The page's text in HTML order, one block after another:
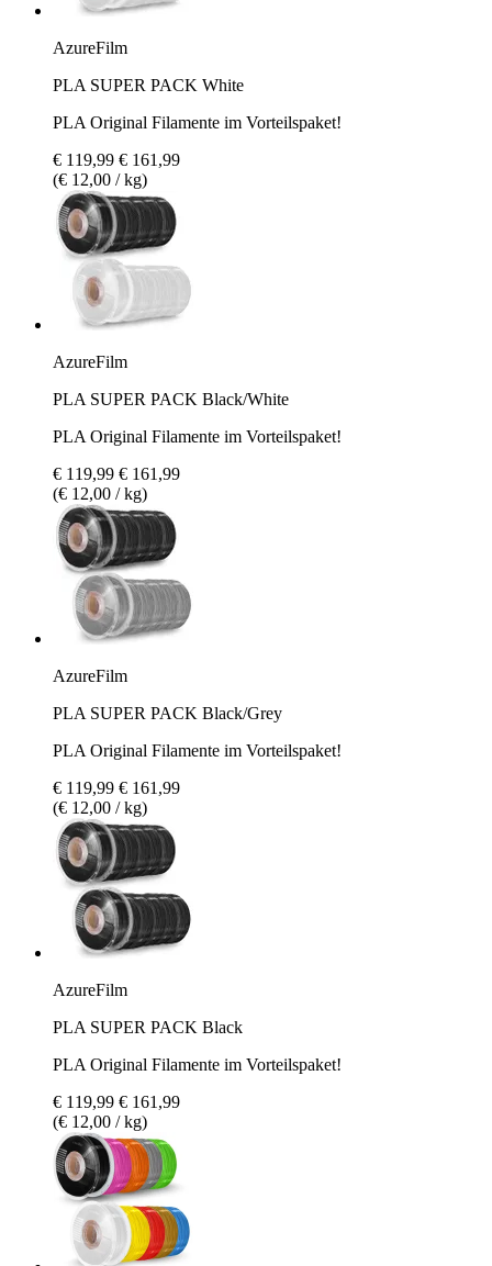
AzureFilm
PLA SUPER PACK White
PLA Original Filamente im Vorteilspaket!
€ 119,99 € 161,99
(€ 12,00 / kg)
AzureFilm
PLA SUPER PACK Black/White
PLA Original Filamente im Vorteilspaket!
€ 119,99 € 161,99
(€ 12,00 / kg)
AzureFilm
PLA SUPER PACK Black/Grey
PLA Original Filamente im Vorteilspaket!
€ 119,99 € 161,99
(€ 12,00 / kg)
AzureFilm
PLA SUPER PACK Black
PLA Original Filamente im Vorteilspaket!
€ 119,99 € 161,99
(€ 12,00 / kg)